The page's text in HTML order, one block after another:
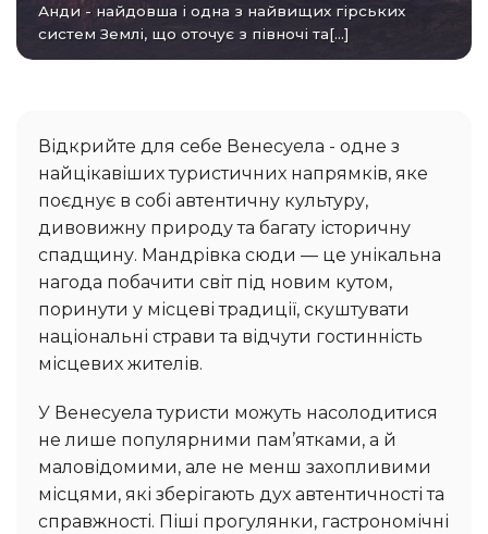
Анди - найдовша і одна з найвищих гірських
систем Землі, що оточує з півночі та[...]
Відкрийте для себе Венесуела - одне з
найцікавіших туристичних напрямків, яке
поєднує в собі автентичну культуру,
дивовижну природу та багату історичну
спадщину. Мандрівка сюди — це унікальна
нагода побачити світ під новим кутом,
поринути у місцеві традиції, скуштувати
національні страви та відчути гостинність
місцевих жителів.
У Венесуела туристи можуть насолодитися
не лише популярними пам’ятками, а й
маловідомими, але не менш захопливими
місцями, які зберігають дух автентичності та
справжності. Піші прогулянки, гастрономічні